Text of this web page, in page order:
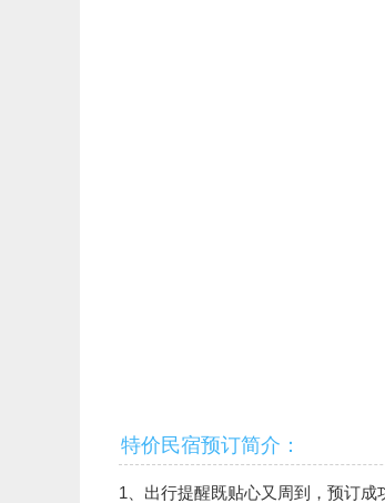
特价民宿预订简介：
1、出行提醒既贴心又周到，预订成